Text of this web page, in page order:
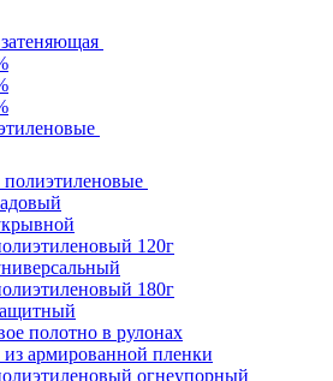
120г
180г
полотно в рулонах
армированной пленки
огнеупорный